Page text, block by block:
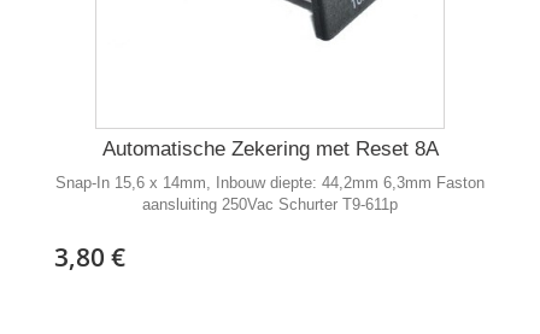
Automatische Zekering met Reset 8A
Snap-In 15,6 x 14mm, Inbouw diepte: 44,2mm 6,3mm Faston
aansluiting 250Vac Schurter T9-611p
3,80 €